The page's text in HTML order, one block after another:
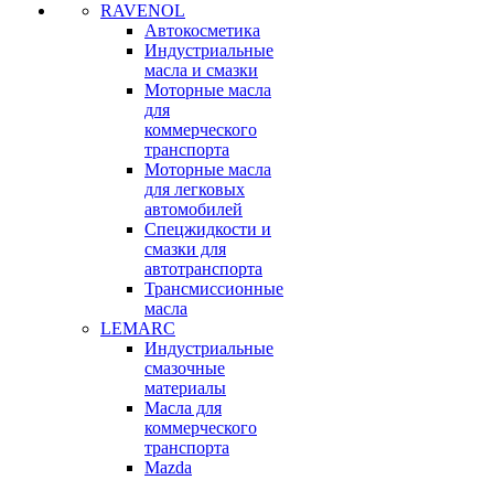
RAVENOL
Автокосметика
Индустриальные
масла и смазки
Моторные масла
для
коммерческого
транспорта
Моторные масла
для легковых
автомобилей
Спецжидкости и
смазки для
автотранспорта
Трансмиссионные
масла
LEMARC
Индустриальные
смазочные
материалы
Масла для
коммерческого
транспорта
Mazda